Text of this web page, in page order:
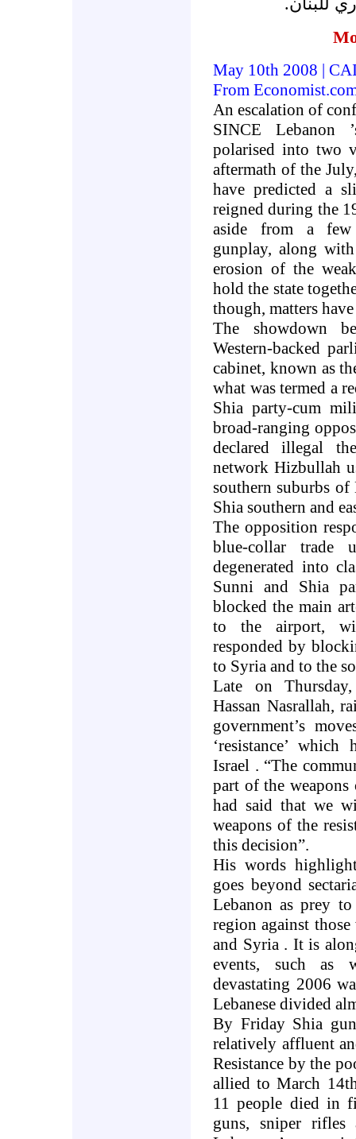
May 10th 2008 |
From
An escalation of
SINCELebanon
polarised into two
aftermath of the
have predicted a
reigned during the
aside from a few
gunplay, along
erosion of the
hold the state
though, matters
The showdown
Western-backed
cabinet, known as
what was termed a
Shia party-cum
broad-ranging
declared illegal
network Hizbullah
southern suburbs of
Shia southern and
The opposition
blue-collar trade
degenerated into
Sunni and Shia
blocked the main
to the airport,
responded by
to Syria and to the
Late on
Hassan Nasrallah,
government’s
‘resistance’
Israel . “The
part of the weapons
had said that we
weapons of the
this decision.”
His words
goes beyond
Lebanon as prey
region against
and Syria . It is
events, such as
devastating 2006
Lebanese divided
By Friday Shia
relatively affluent
Resistance by the
allied to March
11 people died in
guns, sniper rifles